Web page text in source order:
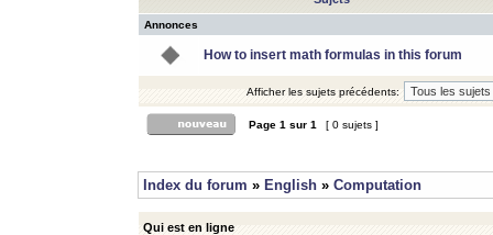
Annonces
How to insert math formulas in this forum
Afficher les sujets précédents:
Page 1 sur 1 [ 0 sujets ]
Index du forum » English » Computation
Qui est en ligne